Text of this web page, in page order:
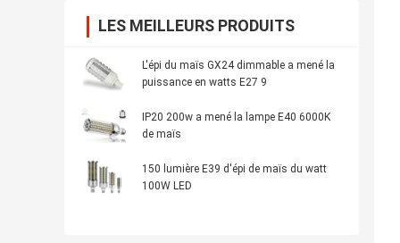
LES MEILLEURS PRODUITS
L'épi du maïs GX24 dimmable a mené la
puissance en watts E27 9
IP20 200w a mené la lampe E40 6000K
de maïs
150 lumière E39 d'épi de maïs du watt
100W LED